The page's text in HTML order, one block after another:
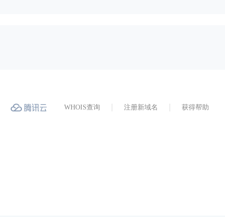
WHOIS查询 注册新域名 获得帮助